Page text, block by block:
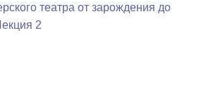
театра от зарождения до
2